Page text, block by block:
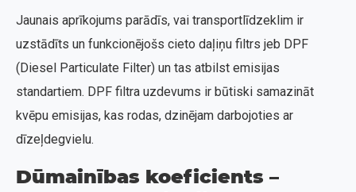
Jaunais aprīkojums parādīs, vai transportlīdzeklim ir
uzstādīts un funkcionējošs cieto daļiņu filtrs jeb DPF
(Diesel Particulate Filter) un tas atbilst emisijas
standartiem. DPF filtra uzdevums ir būtiski samazināt
kvēpu emisijas, kas rodas, dzinējam darbojoties ar
dīzeļdegvielu.
Dūmainības koeficients –